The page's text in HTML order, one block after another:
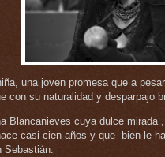
una joven promesa que a
con su naturalidad y desparpajo
Blancanieves cuya dulce
casi cien años y que bien le
Sebastián.